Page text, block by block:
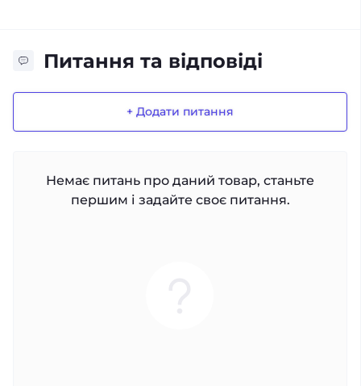
Питання та відповіді
+ Додати питання
Немає питань про даний товар, станьте
першим і задайте своє питання.